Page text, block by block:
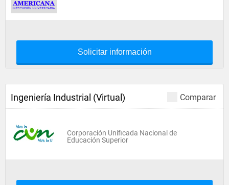
Solicitar información
Comparar
Ingeniería Industrial (Virtual)
Corporación Unificada Nacional de
Educación Superior